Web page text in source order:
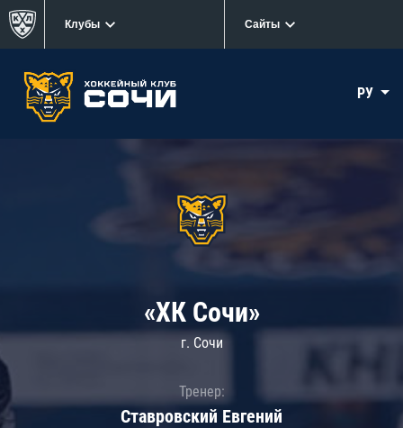
Клубы Сайты
РУ
«ХК Сочи»
г. Сочи
Тренер:
Ставровский Евгений